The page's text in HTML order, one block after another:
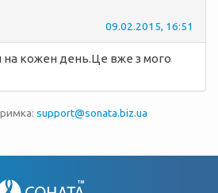
09.02.2015, 16:51
на кожен день.Це вже з мого
support@sonata.biz.ua